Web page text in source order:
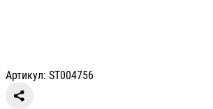
Артикул: ST004756